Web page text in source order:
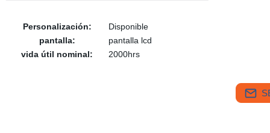
Personalización:
Disponible
pantalla:
pantalla lcd
vida útil nominal:
2000hrs